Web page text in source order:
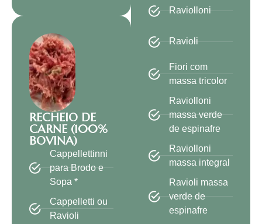
RECHEIO DE
CARNE (100%
BOVINA)
Cappellettinni
para Brodo e
Sopa *
Cappelletti ou
Ravioli
Raviolloni
Ravioli
Fiori com
massa tricolor
Raviolloni
massa verde
de espinafre
Raviolloni
massa integral
Ravioli massa
verde de
espinafre